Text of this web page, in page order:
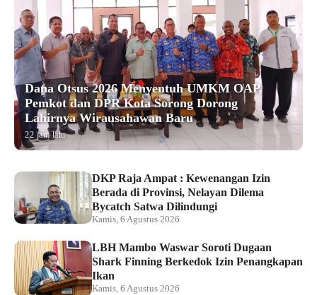
Dana Otsus 2026 Menyentuh UMKM OAP,
Pemkot dan DPR Kota Sorong Dorong
Lahirnya Wirausahawan Baru
22 jam lalu
DKP Raja Ampat : Kewenangan Izin
Berada di Provinsi, Nelayan Dilema
Bycatch Satwa Dilindungi
Kamis, 6 Agustus 2026
LBH Mambo Waswar Soroti Dugaan
Shark Finning Berkedok Izin Penangkapan
Ikan
Kamis, 6 Agustus 2026